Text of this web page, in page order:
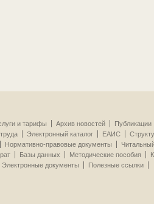
и тарифы Архив новостей
Публикации
Электронный каталог ЕАИС
Нормативно-правовые документы
Базы данных Методические пособия
Электронные документы Полезные ссылки